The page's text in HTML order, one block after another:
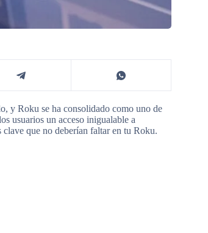
y Roku se ha consolidado como uno de
usuarios un acceso inigualable a
que no deberían faltar en tu Roku.